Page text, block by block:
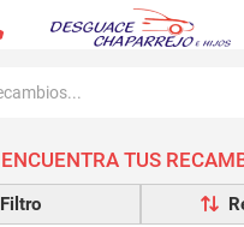
ENCUENTRA TUS
Filtro